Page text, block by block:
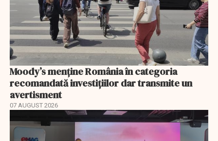
Moody’s menține România în categoria
recomandată investițiilor dar transmite un
avertisment
07 AUGUST 2026